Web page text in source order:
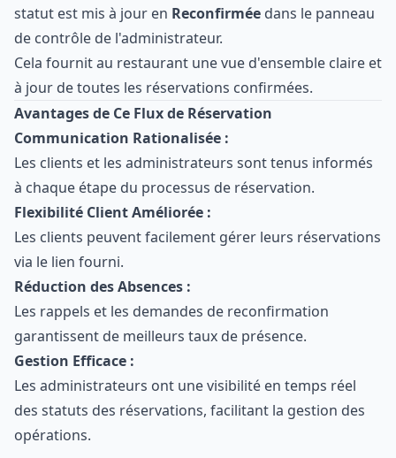
statut est mis à jour en Reconfirmée dans le panneau
de contrôle de l'administrateur.
Cela fournit au restaurant une vue d'ensemble claire et
à jour de toutes les réservations confirmées.
Avantages de Ce Flux de Réservation
Communication Rationalisée :
Les clients et les administrateurs sont tenus informés
à chaque étape du processus de réservation.
Flexibilité Client Améliorée :
Les clients peuvent facilement gérer leurs réservations
via le lien fourni.
Réduction des Absences :
Les rappels et les demandes de reconfirmation
garantissent de meilleurs taux de présence.
Gestion Efficace :
Les administrateurs ont une visibilité en temps réel
des statuts des réservations, facilitant la gestion des
opérations.